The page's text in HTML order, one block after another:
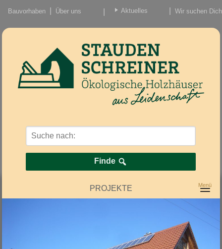
Bauvorhaben Über uns
Aktuelles
Nachrichten/Einzug
Wir suchen
Finde
PROJEKTE